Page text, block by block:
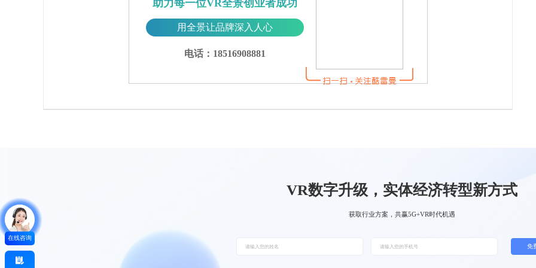
助力每一位VR全景创业者成功
用全景让品牌深入人心
电话：18516908881
在线咨询
VR数字升级，实体经济转型新方式
获取行业方案，共赢5G+VR时代机遇
免